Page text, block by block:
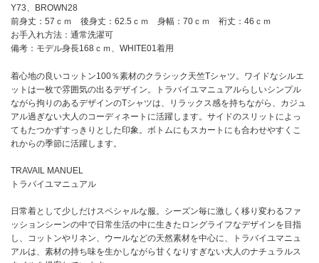
Y73、BROWN28
前身丈：57ｃｍ 後身丈：62.5ｃｍ 身幅：70ｃｍ 裄丈：46ｃｍ
お手入れ方法：通常洗濯可
備考：モデル身長168ｃｍ、WHITE01着用
着心地の良いコットン100％素材のクラシック天竺Tシャツ。ワイドなシルエ
ットは一枚で雰囲気の出るデザイン。トラバイユマニュアルらしいシンプル
ながら拘りのあるデザインのTシャツは、リラックス感を持ちながら、カジュ
アル過ぎない大人のコーディネートに活躍します。サイドのスリットによっ
てもたつかずすっきりとした印象。ボトムにもスカートにも合わせやすくこ
れからの季節に活躍します。
TRAVAIL MANUEL
トラバイユマニュアル
日常着として少しだけスペシャルな服。シーズン毎に激しく移り変わるファ
ッションシーンの中で日常生活の中に生きたロングライフなデザインを目指
し、コットンやリネン、ウールなどの天然素材を中心に、トラバイユマニュ
アルは、素材の持ち味を生かしながら甘くなりすぎない大人のナチュラルス